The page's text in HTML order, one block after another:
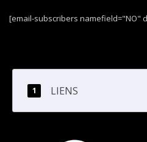
[email-subscribers namefield="NO"
LIENS